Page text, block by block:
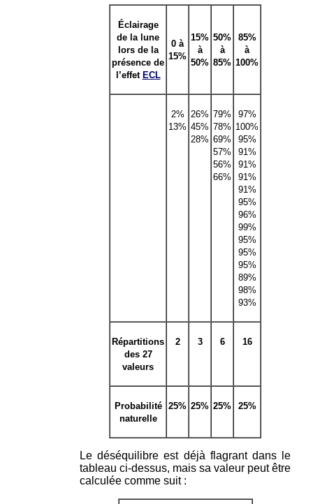
Éclairage
de la lune
lors de la
présence de
l’effet ECL
0 à
15%
15%
à
50%
50%
à
85%
85%
à
100%
2%
13%
26%
45%
28%
79%
78%
69%
57%
56%
66%
97%
100%
95%
91%
91%
91%
91%
95%
96%
99%
95%
95%
95%
89%
98%
93%
Répartitions
des 27
valeurs
2 3 6 16
Probabilité
naturelle
25% 25% 25% 25%
Le déséquilibre est déjà flagrant dans le
tableau ci-dessus, mais sa valeur peut être
calculée comme suit :